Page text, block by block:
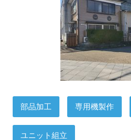
部品加工 専用機製作
ユニット組立